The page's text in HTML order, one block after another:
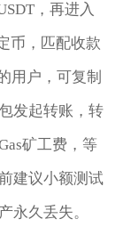
，再进入
币，匹配收款
用户，可复制
发起转账，转
矿工费，等
建议小额测试
永久丢失。